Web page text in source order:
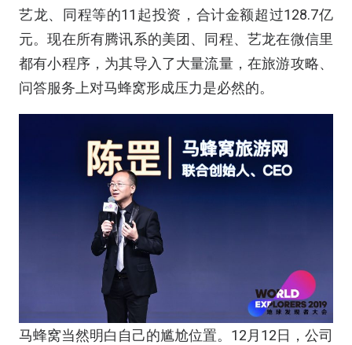
艺龙、同程等的11起投资，合计金额超过128.7亿
元。现在所有腾讯系的美团、同程、艺龙在微信里
都有小程序，为其导入了大量流量，在旅游攻略、
问答服务上对马蜂窝形成压力是必然的。
马蜂窝当然明白自己的尴尬位置。12月12日，公司